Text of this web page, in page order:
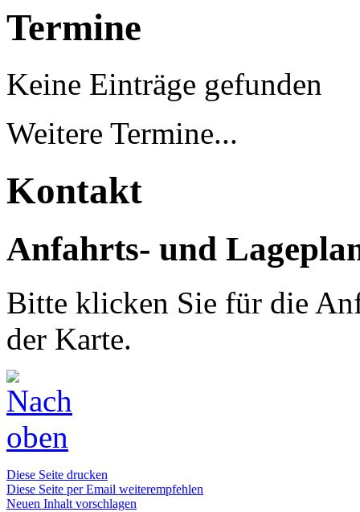
Termine
Keine Einträge gefunden
Weitere Termine...
Kontakt
Anfahrts- und
Bitte klicken Sie für die
der Karte.
Diese Seite drucken
Diese Seite per Email weiterempfehlen
Neuen Inhalt vorschlagen